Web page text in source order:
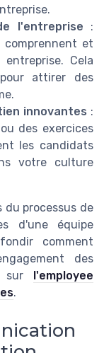
l'entreprise :
et
Cela
attirer des
innovantes :
des exercices
les candidats
votre culture
processus de
d'une équipe
comment
des
sur l'employee
.